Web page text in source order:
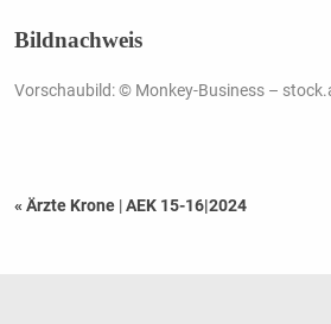
Bildnachweis
Vorschaubild: © Monkey-Business –
« Ärzte Krone |AEK 15-16|2024